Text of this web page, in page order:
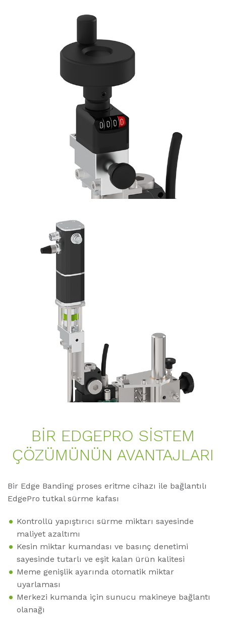
BIR EDGEPRO SISTEM
ÇÖZÜMÜNÜN AVANTAJLARI
Bir Edge Banding proses eritme cihazı ile bağlantılı
EdgePro tutkal sürme kafası
Kontrollü yapıştırıcı sürme miktarı sayesinde
maliyet azaltımı
Kesin miktar kumandası ve basınç denetimi
sayesinde tutarlı ve eşit kalan ürün kalitesi
Meme genişlik ayarında otomatik miktar
uyarlaması
Merkezi kumanda için sunucu makineye bağlantı
olanağı